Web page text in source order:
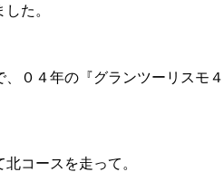
た。
４年の『グランツーリスモ
コースを走って。